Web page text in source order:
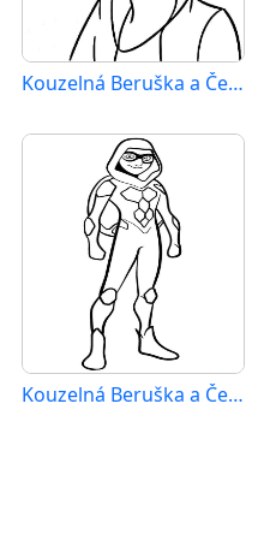
Kouzelná Beruška a Černý Kocour (58)
Kouzelná Beruška a Černý Kocour (60)